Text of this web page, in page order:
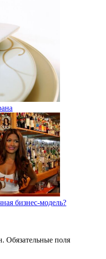
бизнес-модель?
Обязательные поля